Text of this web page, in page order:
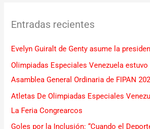
a
p
o
r
:
Entradas recientes
Evelyn Guiralt de Genty asume la
Olimpiadas Especiales Venezuela
Asamblea General Ordinaria de FIPAN
Atletas De Olimpiadas Especiales
La Feria Congrearcos
Goles por la Inclusión: “Cuando el